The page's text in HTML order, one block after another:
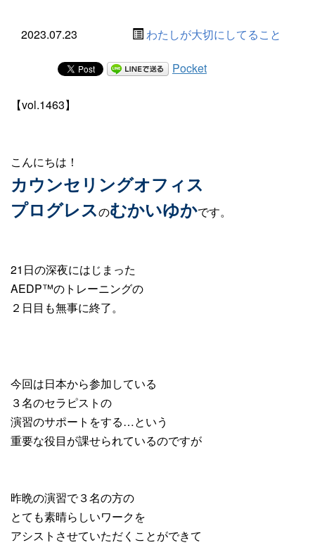
2023.07.23 わたしが大切にしてること
Pocket
【vol.1463】
こんにちは！
カウンセリングオフィス
プログレスのむかいゆかです。
21日の深夜にはじまった
AEDP™️のトレーニングの
２日目も無事に終了。
今回は日本から参加している
３名のセラピストの
演習のサポートをする…という
重要な役目が課せられているのですが
昨晩の演習で３名の方の
とても素晴らしいワークを
アシストさせていただくことができて